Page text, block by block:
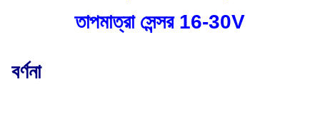
তাপমাত্রা সেন্সর 16-30V
বর্ণনা